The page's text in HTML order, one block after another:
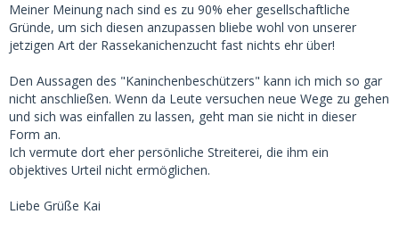
Meiner Meinung nach sind es zu 90% eher gesellschaftliche
Gründe, um sich diesen anzupassen bliebe wohl von unserer
jetzigen Art der Rassekanichenzucht fast nichts ehr über!
Den Aussagen des "Kaninchenbeschützers" kann ich mich so gar
nicht anschließen. Wenn da Leute versuchen neue Wege zu gehen
und sich was einfallen zu lassen, geht man sie nicht in dieser
Form an.
Ich vermute dort eher persönliche Streiterei, die ihm ein
objektives Urteil nicht ermöglichen.
Liebe Grüße Kai